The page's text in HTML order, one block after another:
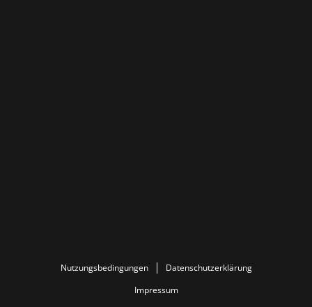
Nutzungsbedingungen
Datenschutzerklärung
Impressum